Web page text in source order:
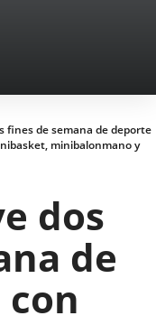
fines de semana de deporte
minibalonmano y
dos
de